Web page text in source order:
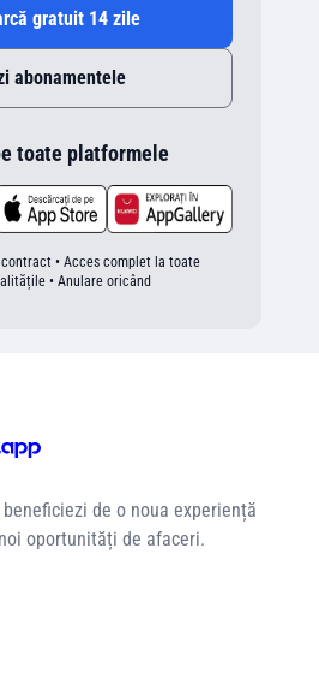
gratuit 14 zile
abonamentele
toate platformele
• Acces complet la toate
• Anulare oricând
de o noua experiență
oportunități de afaceri.